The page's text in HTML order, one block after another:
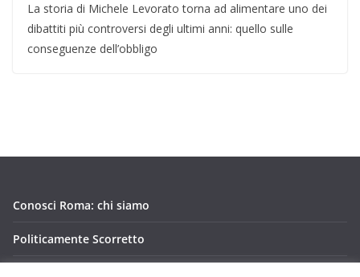
La storia di Michele Levorato torna ad alimentare uno dei
dibattiti più controversi degli ultimi anni: quello sulle
conseguenze dell’obbligo
Conosci Roma: chi siamo
Politicamente Scorretto